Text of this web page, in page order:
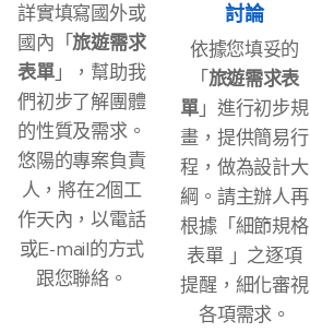
詳實填寫國外或
國內「旅遊需求
表單」，幫助我
們初步了解團體
的性質及需求。
悠陽的專案負責
人，將在2個工
作天內，以電話
或E-mail的方式
跟您聯絡。
討論
依據您填妥的
「旅遊需求表
單」進行初步規
畫，提供簡易行
程，做為設計大
綱。請主辦人再
根據「細節規格
表單 」之逐項
提醒，細化審視
各項需求。